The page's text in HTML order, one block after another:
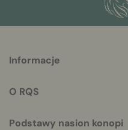
helpful
Informacje
O RQS
Podstawy nasion konopi